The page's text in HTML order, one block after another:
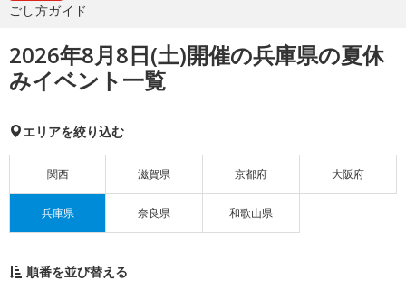
ごし方ガイド
2026年8月8日(土)開催の兵庫県の夏休
みイベント一覧
エリアを絞り込む
関西 滋賀県 京都府 大阪府
兵庫県 奈良県 和歌山県
順番を並び替える